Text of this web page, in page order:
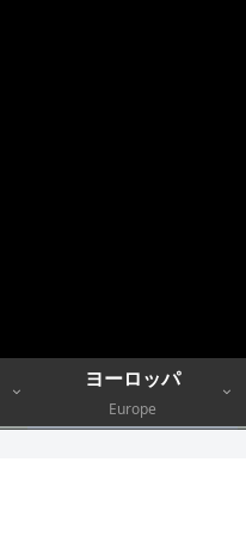
ヨーロッパ
Europe